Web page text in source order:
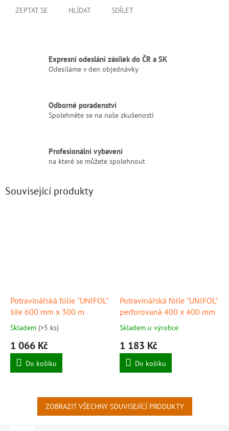
ZEPTAT SE HLÍDAT SDÍLET
Expresní odeslání zásilek do ČR a SK
Odesíláme v den objednávky
Odborné poradenství
Spolehněte se na naše zkušenosti
Profesionální vybavení
na které se můžete spolehnout
Související produkty
Potravinářská fólie "UNIFOL"
šíře 600 mm x 300 m
Skladem (>5 ks)
1 066 Kč
Do košíku
Potravinářská fólie "UNIFOL"
perforovaná 400 x 400 mm
Skladem u výrobce
1 183 Kč
Do košíku
ZOBRAZIT VŠECHNY SOUVISEJÍCÍ PRODUKTY